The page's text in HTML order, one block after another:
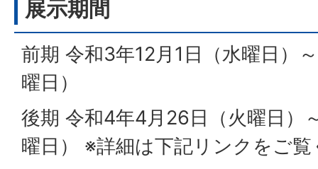
展示期間
前期 令和3年12月1日（水曜日）
曜日）
後期 令和4年4月26日（火曜日）
曜日） ※詳細は下記リンクをご